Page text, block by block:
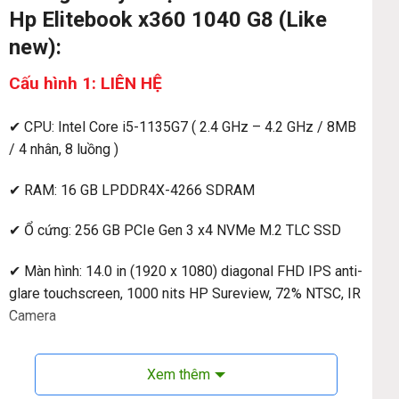
Hp Elitebook x360 1040 G8 (Like
new):
Cấu hình 1: LIÊN HỆ
✔ CPU: Intel Core i5-1135G7 ( 2.4 GHz – 4.2 GHz / 8MB
/ 4 nhân, 8 luồng )
✔ RAM: 16 GB LPDDR4X-4266 SDRAM
✔ Ổ cứng: 256 GB PCIe Gen 3 x4 NVMe M.2 TLC SSD
✔ Màn hình: 14.0 in (1920 x 1080) diagonal FHD IPS anti-
glare touchscreen, 1000 nits HP Sureview, 72% NTSC, IR
Camera
✔ Đồ họa: Intel Iris Xe Graphics
Xem thêm